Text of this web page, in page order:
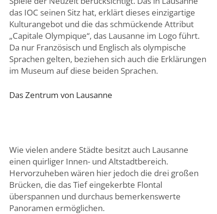
das IOC seinen Sitz hat, erklärt dieses einzigartige
Kulturangebot und die das schmückende Attribut
„Capitale Olympique“, das Lausanne im Logo führt.
Da nur Französisch und Englisch als olympische
Sprachen gelten, beziehen sich auch die Erklärungen
im Museum auf diese beiden Sprachen.
Das Zentrum von Lausanne
Wie vielen andere Städte besitzt auch Lausanne
einen quirliger Innen- und Altstadtbereich.
Hervorzuheben wären hier jedoch die drei großen
Brücken, die das Tief eingekerbte Flontal
überspannen und durchaus bemerkenswerte
Panoramen ermöglichen.